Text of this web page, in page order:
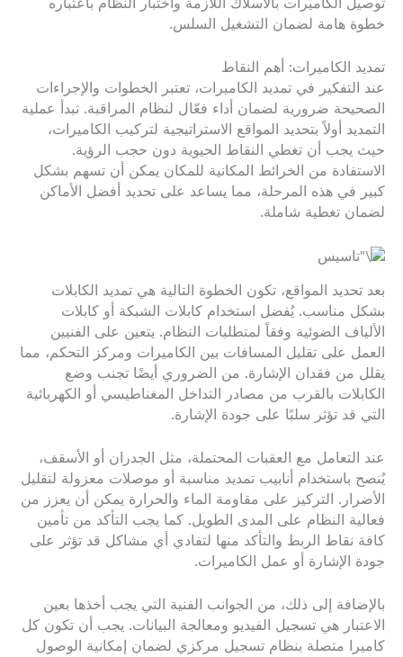
توصيل الكاميرات بالأسلاك اللازمة واختبار النظام باعتباره
خطوة هامة لضمان التشغيل السلس.
تمديد الكاميرات: أهم النقاط
عند التفكير في تمديد الكاميرات، تعتبر الخطوات والإجراءات
الصحيحة ضرورية لضمان أداء فعّال لنظام المراقبة. تبدأ عملية
التمديد أولاً بتحديد المواقع الاستراتيجية لتركيب الكاميرات،
حيث يجب أن تغطي النقاط الحيوية دون حجب الرؤية.
الاستفادة من الخرائط المكانية للمكان يمكن أن تسهم بشكل
كبير في هذه المرحلة، مما يساعد على تحديد أفضل الأماكن
لضمان تغطية شاملة.
بعد تحديد المواقع، تكون الخطوة التالية هي تمديد الكابلات
بشكل مناسب. يُفضل استخدام كابلات الشبكة أو كابلات
الألياف الضوئية وفقاً لمتطلبات النظام. يتعين على الفنيين
العمل على تقليل المسافات بين الكاميرات ومركز التحكم، مما
يقلل من فقدان الإشارة. من الضروري أيضًا تجنب وضع
الكابلات بالقرب من مصادر التداخل المغناطيسي أو الكهربائية
التي قد تؤثر سلبًا على جودة الإشارة.
عند التعامل مع العقبات المحتملة، مثل الجدران أو الأسقف،
يُنصح باستخدام أنابيب تمديد مناسبة أو موصلات معزولة لتقليل
الأضرار. التركيز على مقاومة الماء والحرارة يمكن أن يعزز من
فعالية النظام على المدى الطويل. كما يجب التأكد من تأمين
كافة نقاط الربط والتأكد منها لتفادي أي مشاكل قد تؤثر على
جودة الإشارة أو عمل الكاميرات.
بالإضافة إلى ذلك، من الجوانب الفنية التي يجب أخذها بعين
الاعتبار هي تسجيل الفيديو ومعالجة البيانات. يجب أن تكون كل
كاميرا متصلة بنظام تسجيل مركزي لضمان إمكانية الوصول